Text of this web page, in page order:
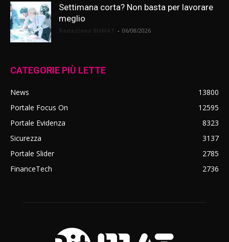
Settimana corta? Non basta per lavorare
meglio
- 06/08/2026
CATEGORIE PIÙ LETTE
News
13800
Portale Focus On
12595
Portale Evidenza
8323
Sicurezza
3137
Portale Slider
2785
FinanceTech
2736